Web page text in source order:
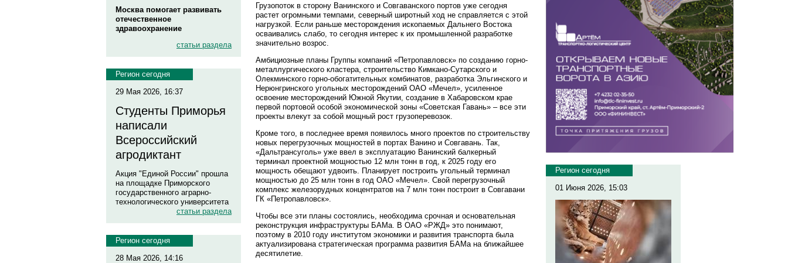
Москва помогает развивать
отечественное
здравоохранение
статьи раздела
Регион сегодня
29 Мая 2026, 16:37
Студенты Приморья
написали
Всероссийский
агродиктант
Акция "Единой России" прошла
на площадке Приморского
государственного аграрно-
технологического университета
статьи раздела
Регион сегодня
28 Мая 2026, 14:16
Грузопоток в сторону Ванинского и Совгаванского портов уже сегодня
растет огромными темпами, северный широтный ход не справляется с этой
нагрузкой. Если раньше месторождения ископаемых Дальнего Востока
осваивались слабо, то сегодня интерес к их промышленной разработке
значительно возрос.
Амбициозные планы Группы компаний «Петропавловск» по созданию горно-
металлургического кластера, строительство Кимкано-Сутарского и
Олекминского горно-обогатительных комбинатов, разработка Эльгинского и
Нерюнгринского угольных месторождений ОАО «Мечел», усиленное
освоение месторождений Южной Якутии, создание в Хабаровском крае
первой портовой особой экономической зоны «Советская Гавань» – все эти
проекты влекут за собой мощный рост грузоперевозок.
Кроме того, в последнее время появилось много проектов по строительству
новых перегрузочных мощностей в портах Ванино и Совгавань. Так,
«Дальтрансуголь» уже ввел в эксплуатацию Ванинский балкерный
терминал проектной мощностью 12 млн тонн в год, к 2025 году его
мощность обещают удвоить. Планирует построить угольный терминал
мощностью до 25 млн тонн в год ОАО «Мечел». Свой перегрузочный
комплекс железорудных концентратов на 7 млн тонн построит в Совгавани
ГК «Петропавловск».
Чтобы все эти планы состоялись, необходима срочная и основательная
реконструкция инфраструктуры БАМа. В ОАО «РЖД» это понимают,
поэтому в 2010 году институтом экономики и развития транспорта была
актуализирована стратегическая программа развития БАМа на ближайшее
десятилетие.
Регион сегодня
01 Июня 2026, 15:03